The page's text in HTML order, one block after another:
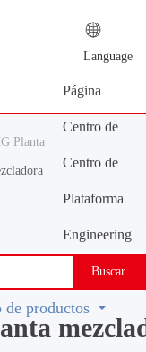
Language
Página
principal
Centro de
información
Centro de
productos
Plataforma
de oferta y
demanda
Engineering
Machinery
Vocabulary
Buscar
de productos
Planta